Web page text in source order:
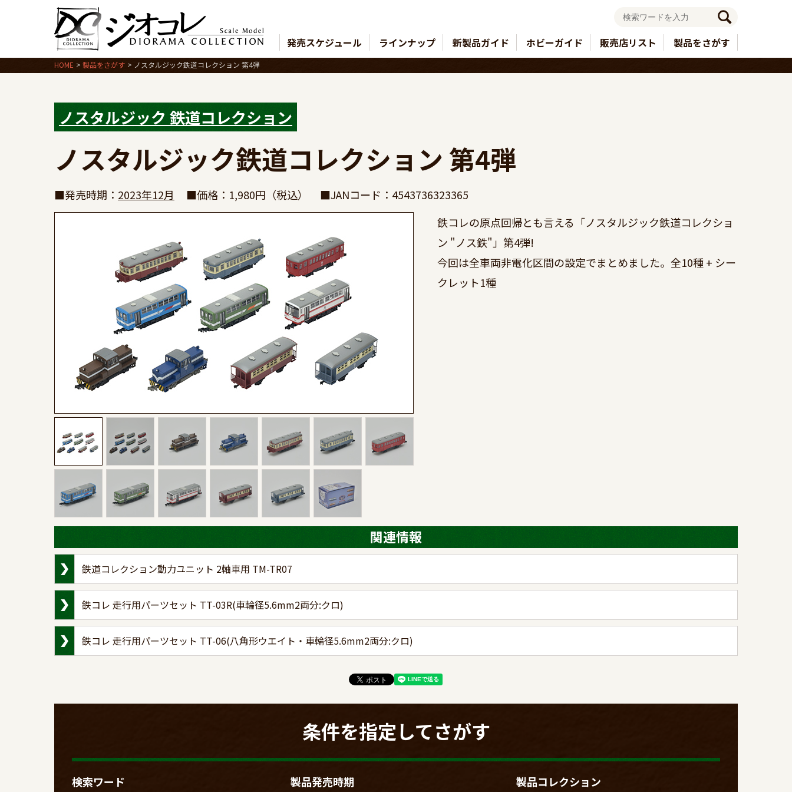
発売スケジュール ラインナップ 新製品ガイド ホビーガイド 販売店リスト 製品をさがす
HOME 製品をさがす ノスタルジック鉄道コレクション 第4弾
ノスタルジック 鉄道コレクション
ノスタルジック鉄道コレクション 第4弾
■発売時期： 2023年12月 ■価格：1,980円（税込）
■JANコード：4543736323365
鉄コレの原点回帰とも言える「ノスタルジック鉄道コレクショ
ン "ノス鉄"」第4弾!
今回は全車両非電化区間の設定でまとめました。全10種 + シー
クレット1種
関連情報
鉄道コレクション動力ユニット 2軸車用 TM-TR07
鉄コレ 走行用パーツセット TT-03R(車輪径5.6mm2両分:クロ)
鉄コレ 走行用パーツセット TT-06(八角形ウエイト・車輪径5.6mm2両分:クロ)
条件を指定してさがす
検索ワード 製品発売時期 製品コレクション